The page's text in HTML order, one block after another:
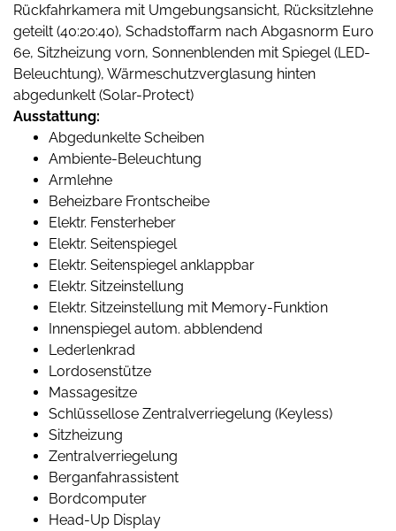
Rückfahrkamera mit Umgebungsansicht, Rücksitzlehne
geteilt (40:20:40), Schadstoffarm nach Abgasnorm Euro
6e, Sitzheizung vorn, Sonnenblenden mit Spiegel (LED-
Beleuchtung), Wärmeschutzverglasung hinten
abgedunkelt (Solar-Protect)
Ausstattung:
Abgedunkelte Scheiben
Ambiente-Beleuchtung
Armlehne
Beheizbare Frontscheibe
Elektr. Fensterheber
Elektr. Seitenspiegel
Elektr. Seitenspiegel anklappbar
Elektr. Sitzeinstellung
Elektr. Sitzeinstellung mit Memory-Funktion
Innenspiegel autom. abblendend
Lederlenkrad
Lordosenstütze
Massagesitze
Schlüssellose Zentralverriegelung (Keyless)
Sitzheizung
Zentralverriegelung
Berganfahrassistent
Bordcomputer
Head-Up Display